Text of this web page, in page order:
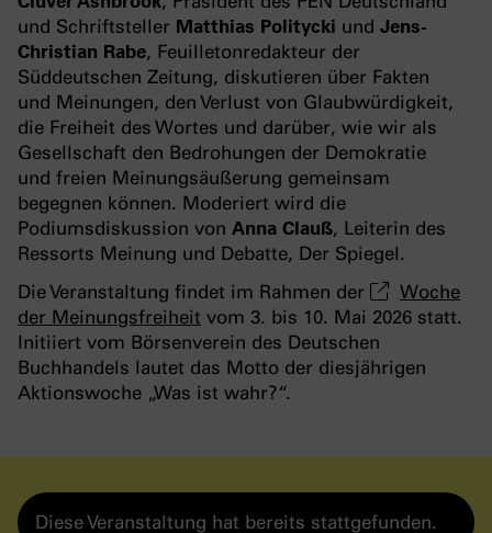
und Schriftsteller Matthias Politycki und Jens-
Christian Rabe, Feuilletonredakteur der
Süddeutschen Zeitung, diskutieren über Fakten
und Meinungen, den Verlust von Glaubwürdigkeit,
die Freiheit des Wortes und darüber, wie wir als
Gesellschaft den Bedrohungen der Demokratie
und freien Meinungsäußerung gemeinsam
begegnen können. Moderiert wird die
Podiumsdiskussion von Anna Clauß, Leiterin des
Ressorts Meinung und Debatte, Der Spiegel.
Die Veranstaltung findet im Rahmen der
Woche
der Meinungsfreiheit vom 3. bis 10. Mai 2026 statt.
Initiiert vom Börsenverein des Deutschen
Buchhandels lautet das Motto der diesjährigen
Aktionswoche „Was ist wahr?“.
Diese Veranstaltung hat bereits stattgefunden.